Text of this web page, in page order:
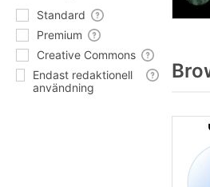
Standard
Premium
Creative Commons
Endast redaktionell
användning